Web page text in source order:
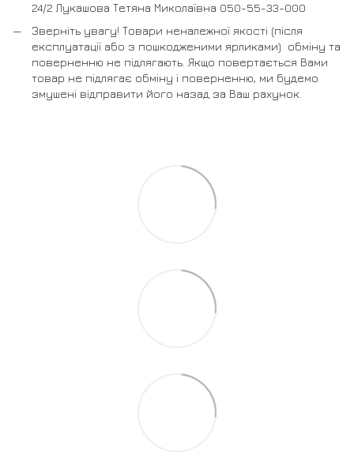
24/2 Лукашова Тетяна Миколаївна 050-55-33-000
Зверніть увагу! Товари неналежної якості (після
експлуатації або з пошкодженими ярликами) обміну та
поверненню не підлягають. Якщо повертається Вами
товар не підлягає обміну і поверненню, ми будемо
змушені відправити його назад за Ваш рахунок.